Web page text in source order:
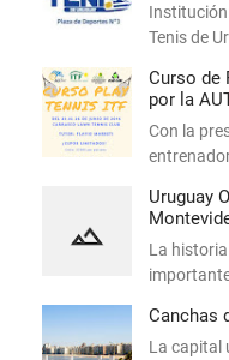
Tenis de
Curso de
por la
Con la
Uruguay
La
Canchas
La capital